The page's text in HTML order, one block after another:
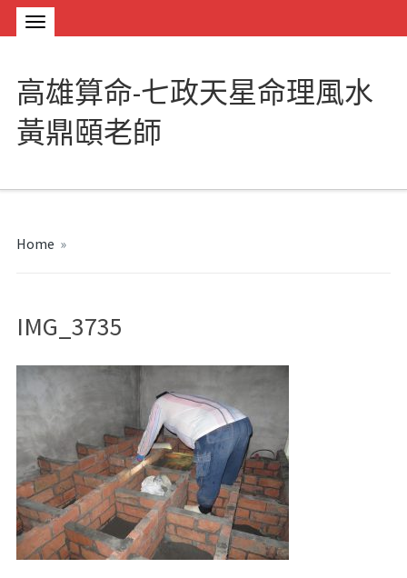
高雄算命-七政天星命理風水
黃鼎頤老師
Home »
IMG_3735